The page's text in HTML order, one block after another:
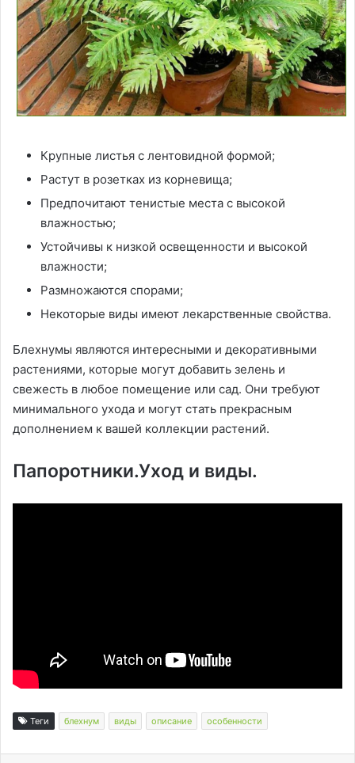
Крупные листья с лентовидной формой;
Растут в розетках из корневища;
Предпочитают тенистые места с высокой
влажностью;
Устойчивы к низкой освещенности и высокой
влажности;
Размножаются спорами;
Некоторые виды имеют лекарственные свойства.
Блехнумы являются интересными и декоративными
растениями, которые могут добавить зелень и
свежесть в любое помещение или сад. Они требуют
минимального ухода и могут стать прекрасным
дополнением к вашей коллекции растений.
Папоротники.Уход и виды.
Теги блехнум виды описание особенности